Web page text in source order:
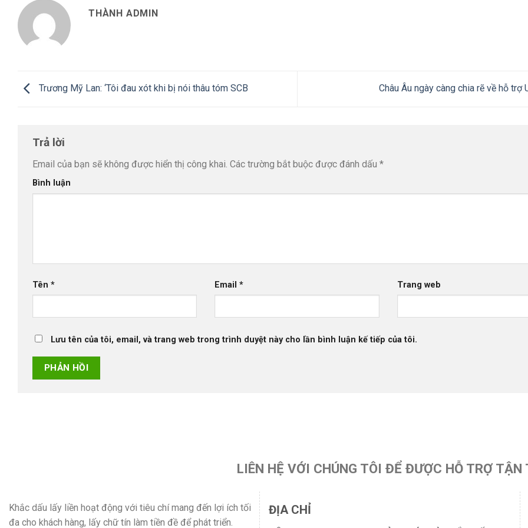
THÀNH ADMIN
Trương Mỹ Lan: ‘Tôi đau xót khi bị nói thâu tóm SCB Châu Âu ngày càng chia rẽ về hỗ trợ
Trả lời
Email của bạn sẽ không được hiển thị công khai. Các trường bắt buộc được đánh dấu *
Bình luận
Tên * Email* Trang web
Lưu tên của tôi, email, và trang web trong trình duyệt này cho lần bình luận kế tiếp của tôi.
LIÊN HỆ VỚI CHÚNG TÔI ĐỂ ĐƯỢC HỖ TRỢ TẬN
Khắc dấu lấy liền hoạt động với tiêu chí mang đến lợi ích tối
đa cho khách hàng, lấy chữ tín làm tiền đề để phát triển.
ĐỊA CHỈ